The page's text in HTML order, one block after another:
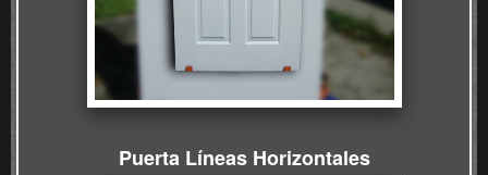
Puerta Líneas Horizontales